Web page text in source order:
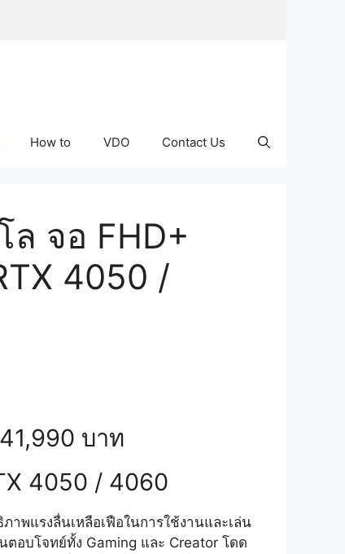
How to VDO Contact Us
ล จอ FHD+
4050 /
บาท
4050 / 4060
พแรงลื่นเหลือเฟือในการใช้งานและเล่น
ตอบโจทย์ทั้ง Gaming และ Creator โดด